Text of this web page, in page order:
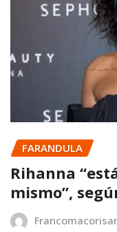
FARANDULA
Rihanna
mismo”,